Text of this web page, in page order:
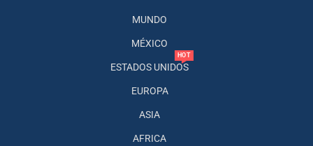
MUNDO
MÉXICO
ESTADOS UNIDOS
HOT
EUROPA
ASIA
AFRICA